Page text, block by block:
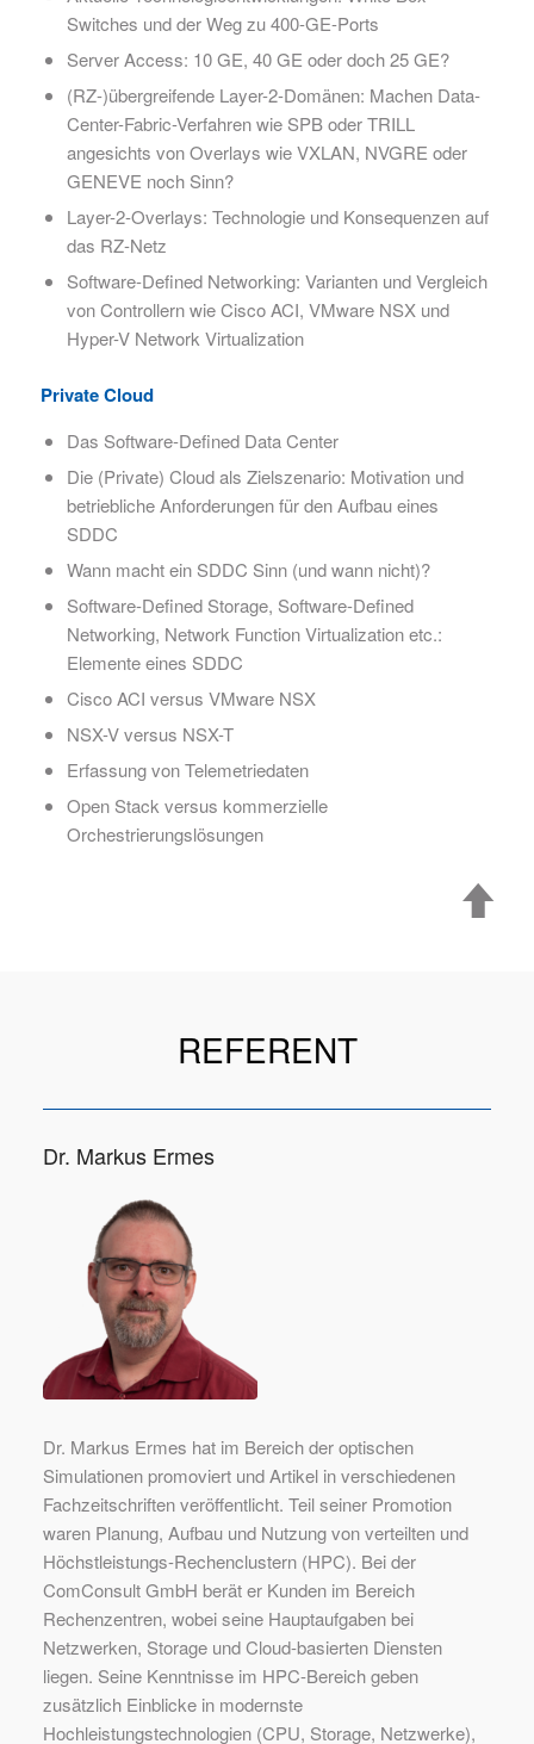
Switches und der Weg zu 400-GE-Ports
Server Access: 10 GE, 40 GE oder doch 25 GE?
(RZ-)übergreifende Layer-2-Domänen: Machen Data-
Center-Fabric-Verfahren wie SPB oder TRILL
angesichts von Overlays wie VXLAN, NVGRE oder
GENEVE noch Sinn?
Layer-2-Overlays: Technologie und Konsequenzen auf
das RZ-Netz
Software-Defined Networking: Varianten und Vergleich
von Controllern wie Cisco ACI, VMware NSX und
Hyper-V Network Virtualization
Private Cloud
Das Software-Defined Data Center
Die (Private) Cloud als Zielszenario: Motivation und
betriebliche Anforderungen für den Aufbau eines
SDDC
Wann macht ein SDDC Sinn (und wann nicht)?
Software-Defined Storage, Software-Defined
Networking, Network Function Virtualization etc.:
Elemente eines SDDC
Cisco ACI versus VMware NSX
NSX-V versus NSX-T
Erfassung von Telemetriedaten
Open Stack versus kommerzielle
Orchestrierungslösungen
REFERENT
Dr. Markus Ermes
Dr. Markus Ermes hat im Bereich der optischen
Simulationen promoviert und Artikel in verschiedenen
Fachzeitschriften veröffentlicht. Teil seiner Promotion
waren Planung, Aufbau und Nutzung von verteilten und
Höchstleistungs-Rechenclustern (HPC). Bei der
ComConsult GmbH berät er Kunden im Bereich
Rechenzentren, wobei seine Hauptaufgaben bei
Netzwerken, Storage und Cloud-basierten Diensten
liegen. Seine Kenntnisse im HPC-Bereich geben
zusätzlich Einblicke in modernste
Hochleistungstechnologien (CPU, Storage, Netzwerke),